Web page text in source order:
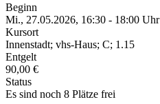
Beginn
Mi., 27.05.2026, 16:30 - 18:00 Uhr
Kursort
Innenstadt; vhs-Haus; C; 1.15
Entgelt
90,00 €
Status
Es sind noch 8 Plätze frei